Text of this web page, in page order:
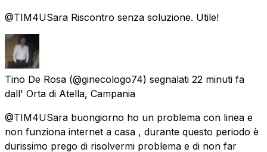
@TIM4USara Riscontro senza soluzione. Utile!
Tino De Rosa (@ginecologo74) segnalati 22 minuti fa
dall' Orta di Atella, Campania
@TIM4USara buongiorno ho un problema con linea e
non funziona internet a casa , durante questo periodo è
durissimo prego di risolvermi problema e di non far